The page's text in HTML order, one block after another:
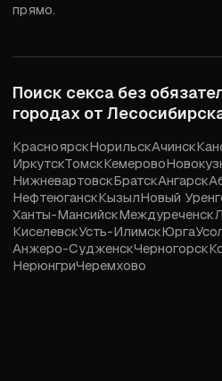
прямо.
Поиск секса без
городах от
КрасноярскНорильскАчинск
ИркутскТомскКемерово
НижневартовскБратскАнгарск
НефтеюганскКызылНовый
Ханты-МансийскМеждуреченск
КиселевскУсть-ИлимскЮрга
Анжеро-СудженскЧерногорск
НерюнгриЧеремхово